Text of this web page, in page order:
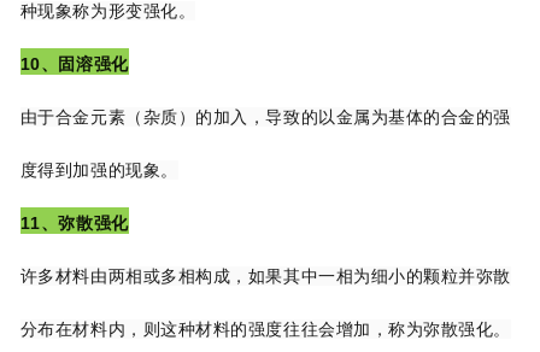
种现象称为形变强化。
10、固溶强化
由于合金元素（杂质）的加入，导致的以金属为基体的合金的强
度得到加强的现象。
11、弥散强化
许多材料由两相或多相构成，如果其中一相为细小的颗粒并弥散
分布在材料内，则这种材料的强度往往会增加，称为弥散强化。